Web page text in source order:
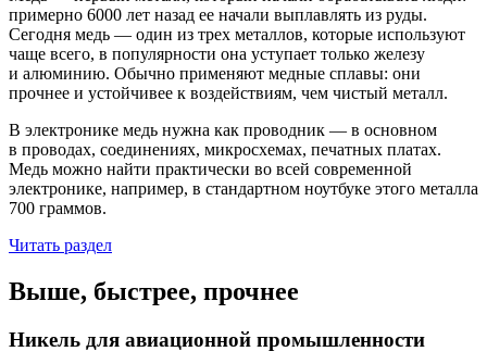
примерно 6000 лет назад ее начали выплавлять из руды.
Сегодня медь — один из трех металлов, которые используют
чаще всего, в популярности она уступает только железу
и алюминию. Обычно применяют медные сплавы: они
прочнее и устойчивее к воздействиям, чем чистый металл.
В электронике медь нужна как проводник — в основном
в проводах, соединениях, микросхемах, печатных платах.
Медь можно найти практически во всей современной
электронике, например, в стандартном ноутбуке этого металла
700 граммов.
Читать раздел
Выше, быстрее, прочнее
Никель для авиационной промышленности